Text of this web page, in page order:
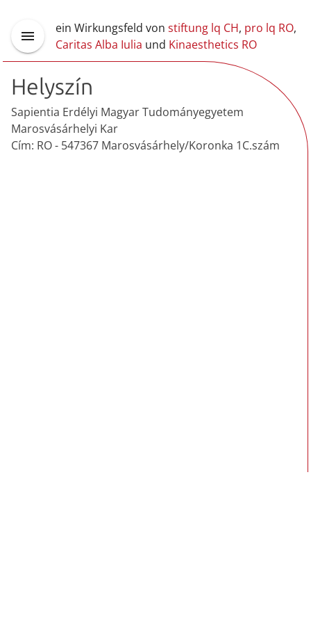
ein Wirkungsfeld von stiftung lq CH, pro lq RO,
Caritas Alba Iulia und Kinaesthetics RO
Helyszín
Sapientia Erdélyi Magyar Tudományegyetem
Marosvásárhelyi Kar
Cím: RO - 547367 Marosvásárhely/Koronka 1C.szám